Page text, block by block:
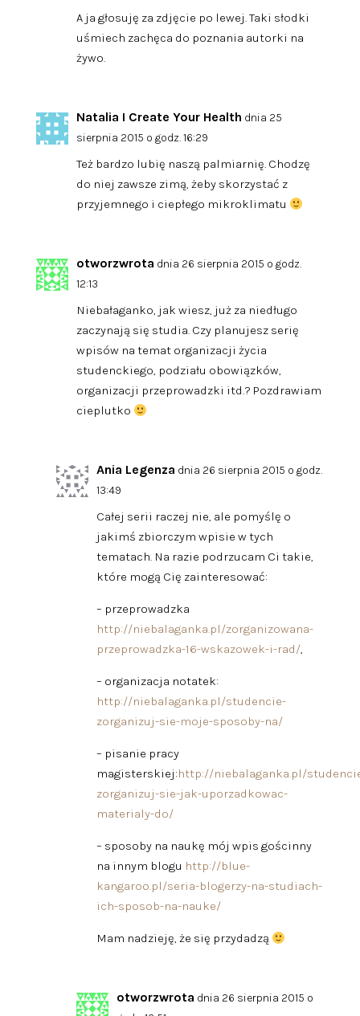
A ja głosuję za zdjęcie po lewej. Taki słodki
uśmiech zachęca do poznania autorki na
żywo.
Natalia I Create Your Health dnia 25
sierpnia 2015 o godz. 16:29
Też bardzo lubię naszą palmiarnię. Chodzę
do niej zawsze zimą, żeby skorzystać z
przyjemnego i ciepłego mikroklimatu
otworzwrota dnia 26 sierpnia 2015 o godz.
12:13
Niebałaganko, jak wiesz, już za niedługo
zaczynają się studia. Czy planujesz serię
wpisów na temat organizacji życia
studenckiego, podziału obowiązków,
organizacji przeprowadzki itd.? Pozdrawiam
cieplutko
Ania Legenza dnia 26 sierpnia 2015 o godz.
13:49
Całej serii raczej nie, ale pomyślę o
jakimś zbiorczym wpisie w tych
tematach. Na razie podrzucam Ci takie,
które mogą Cię zainteresować:
– przeprowadzka
http://niebalaganka.pl/zorganizowana-
przeprowadzka-16-wskazowek-i-rad/,
– organizacja notatek:
http://niebalaganka.pl/studencie-
zorganizuj-sie-moje-sposoby-na/
– pisanie pracy
magisterskiej:http://niebalaganka.pl/
zorganizuj-sie-jak-uporzadkowac-
materialy-do/
– sposoby na naukę mój wpis gościnny
na innym blogu http://blue-
kangaroo.pl/seria-blogerzy-na-studiach-
ich-sposob-na-nauke/
Mam nadzieję, że się przydadzą
otworzwrota dnia 26 sierpnia 2015 o